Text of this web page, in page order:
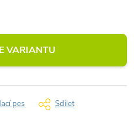
VARIANTU
pes Sdílet